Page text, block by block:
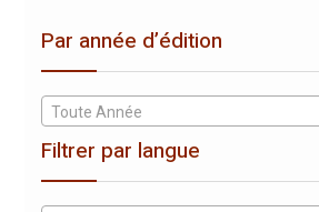
Par année d’édition
Toute Année
Filtrer par langue